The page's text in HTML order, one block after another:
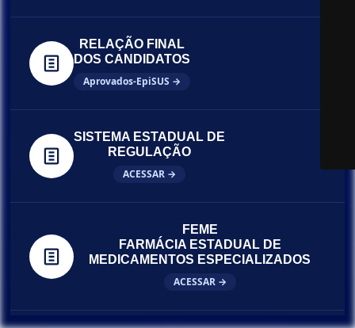
RELAÇÃO FINAL
DOS CANDIDATOS
Aprovados-EpiSUS →
SISTEMA ESTADUAL DE
REGULAÇÃO
ACESSAR →
FEME
FARMÁCIA ESTADUAL DE
MEDICAMENTOS ESPECIALIZADOS
ACESSAR →